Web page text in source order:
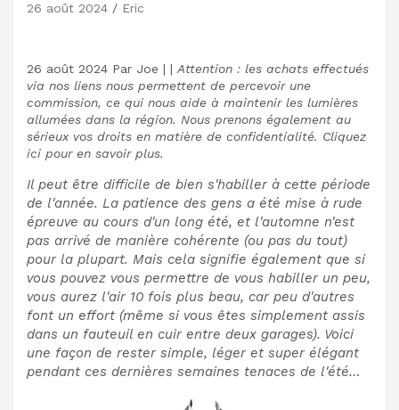
26 août 2024 Eric
26 août 2024 Par Joe | | Attention : les achats effectués
via nos liens nous permettent de percevoir une
commission, ce qui nous aide à maintenir les lumières
allumées dans la région. Nous prenons également au
sérieux vos droits en matière de confidentialité. Cliquez
ici pour en savoir plus.
Il peut être difficile de bien s'habiller à cette période
de l'année. La patience des gens a été mise à rude
épreuve au cours d'un long été, et l'automne n'est
pas arrivé de manière cohérente (ou pas du tout)
pour la plupart. Mais cela signifie également que si
vous pouvez vous permettre de vous habiller un peu,
vous aurez l'air 10 fois plus beau, car peu d'autres
font un effort (même si vous êtes simplement assis
dans un fauteuil en cuir entre deux garages). Voici
une façon de rester simple, léger et super élégant
pendant ces dernières semaines tenaces de l'été…